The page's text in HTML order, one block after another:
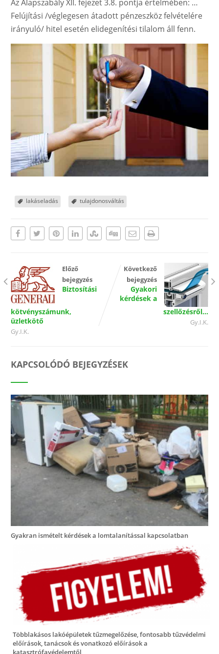
Az Alapszabály XII. fejezet 3.8. pontja értelmében: …
Felújítási /véglegesen átadott pénzeszköz felvételére
irányuló/ hitel esetén elidegenítési tilalom áll fenn.
lakáseladás tulajdonosváltás
Előző
bejegyzés
Biztosítási
kötvényszámunk,
üzletkötő
Gy.I.K.
Következő
bejegyzés
Gyakori
kérdések a
szellőzésről…
Gy.I.K.
KAPCSOLÓDÓ BEJEGYZÉSEK
Gyakran ismételt kérdések a lomtalanítással kapcsolatban
Többlakásos lakóépületek tűzmegelőzése, fontosabb tűzvédelmi
előírások, tanácsok és vonatkozó előírások a
katasztrófavédelemtől